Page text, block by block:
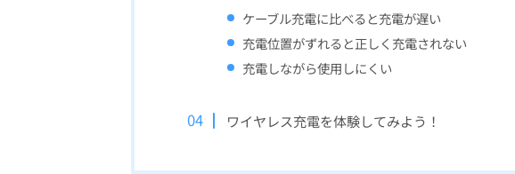
ケーブル充電に比べると充電が遅い
充電位置がずれると正しく充電されない
充電しながら使用しにくい
ワイヤレス充電を体験してみよう！